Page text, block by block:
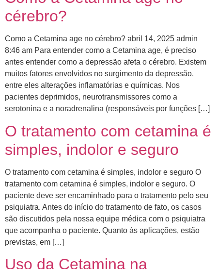
cérebro?
Como a Cetamina age no cérebro? abril 14, 2025 admin
8:46 am Para entender como a Cetamina age, é preciso
antes entender como a depressão afeta o cérebro. ​Existem
muitos fatores envolvidos no surgimento da depressão,
entre eles alterações inflamatórias e químicas. Nos
pacientes deprimidos, neurotransmissores como a
serotonina e a noradrenalina (responsáveis por funções […]
O tratamento com cetamina é
simples, indolor e seguro
O tratamento com cetamina é simples, indolor e seguro O
tratamento com cetamina é simples, indolor e seguro. O
paciente deve ser encaminhado para o tratamento pelo seu
psiquiatra. Antes do início do tratamento de fato, os casos
são discutidos pela nossa equipe médica com o psiquiatra
que acompanha o paciente. ​Quanto às aplicações, estão
previstas, em […]
Uso da Cetamina na